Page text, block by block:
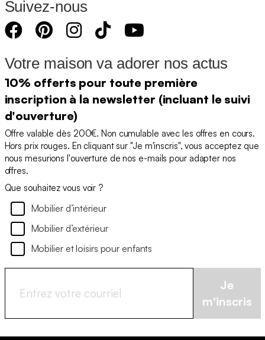
Suivez-nous
Votre maison va adorer nos actus
10% offerts pour toute première
inscription à la newsletter (incluant le suivi
d'ouverture)
Offre valable dès 200€. Non cumulable avec les offres en cours.
Hors prix rouges. En cliquant sur "Je m'inscris", vous acceptez que
nous mesurions l'ouverture de nos e-mails pour adapter nos
offres.
Que souhaitez vous voir ?
Mobilier d’intérieur
Mobilier d’extérieur
Mobilier et loisirs pour enfants
Je
m'inscris